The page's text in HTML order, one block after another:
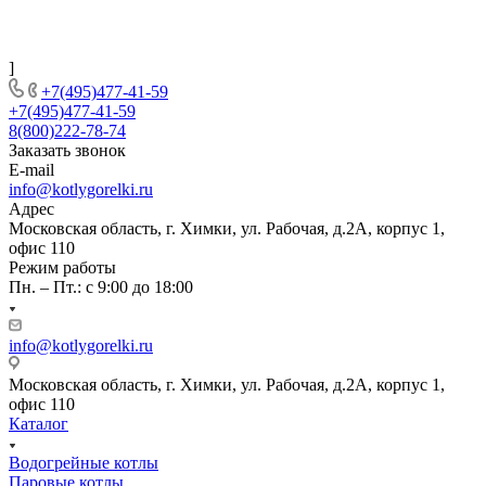
]
+7(495)477-41-59
+7(495)477-41-59
8(800)222-78-74
Заказать звонок
E-mail
info@kotlygorelki.ru
Адрес
Московская область, г. Химки, ул. Рабочая, д.2А, корпус 1,
офис 110
Режим работы
Пн. – Пт.: с 9:00 до 18:00
info@kotlygorelki.ru
Московская область, г. Химки, ул. Рабочая, д.2А, корпус 1,
офис 110
Каталог
Водогрейные котлы
Паровые котлы